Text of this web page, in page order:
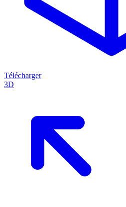
Télécharger
3D